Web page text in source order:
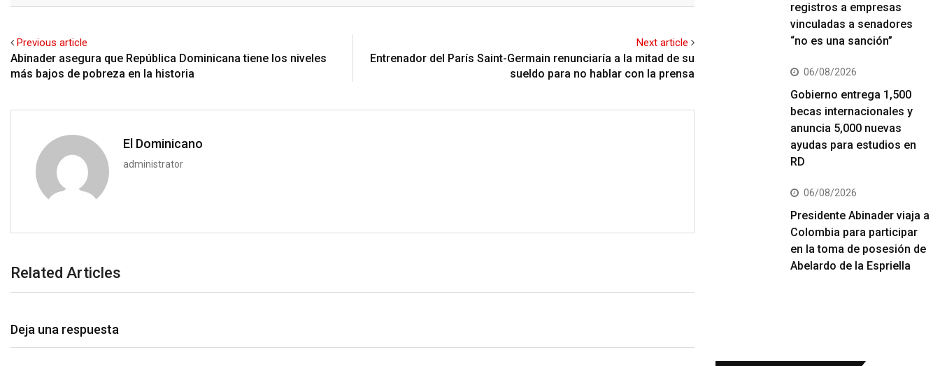
Previous article
Abinader asegura que República Dominicana tiene los niveles
más bajos de pobreza en la historia
Next article
Entrenador del París Saint-Germain renunciaría a la mitad de su
sueldo para no hablar con la prensa
El Dominicano
administrator
Related Articles
Deja una respuesta
registros a empresas
vinculadas a senadores
“no es una sanción”
06/08/2026
Gobierno entrega 1,500
becas internacionales y
anuncia 5,000 nuevas
ayudas para estudios en
RD
06/08/2026
Presidente Abinader viaja a
Colombia para participar
en la toma de posesión de
Abelardo de la Espriella